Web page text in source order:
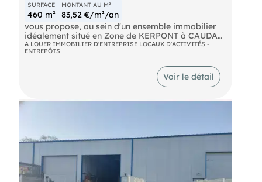
SURFACE
460 m²
MONTANT AU M²
83,52 €/m²/an
vous propose, au sein d'un ensemble immobilier
idéalement situé en Zone de KERPONT à CAUDAN
un local d'activités d'une surface totale d'environ
460 m², comprenant : Un espace bureaux de 60 m²
Un atelier de 400 m² équipé de deux portes
sectionnelles Grand parking, accès poids lourd A
A LOUER IMMOBILIER D'ENTREPRISE LOCAUX D'ACTIVITÉS -
ENTREPÔTS
Voir le détail